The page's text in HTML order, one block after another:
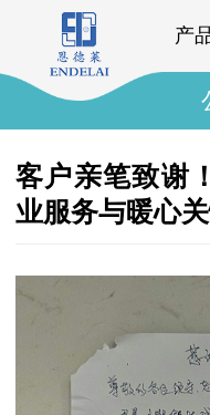
产
客户亲笔致谢
业服务与暖心